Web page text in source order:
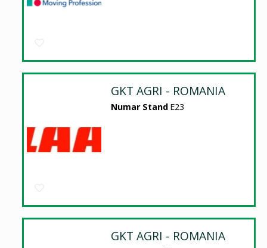
GKT AGRI - ROMANIA
Numar Stand E23
GKT AGRI - ROMANIA